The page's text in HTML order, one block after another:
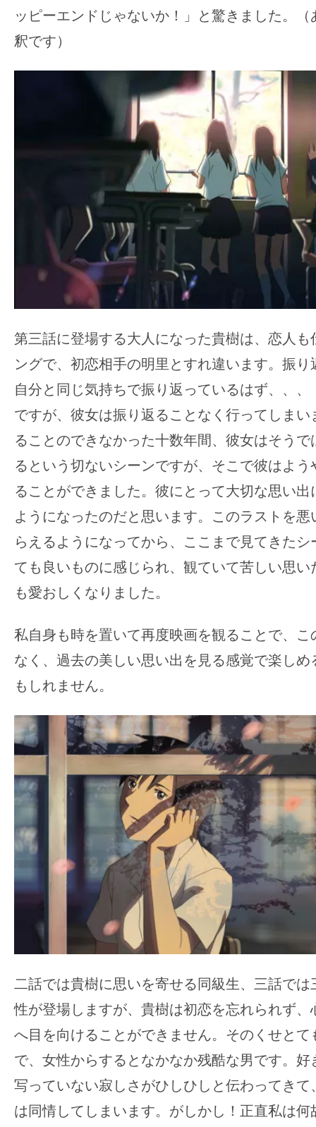
ッピーエンドじゃないか！」と驚きました。
釈です）
第三話に登場する大人になった貴樹は、恋人も
ングで、初恋相手の明里とすれ違います。振
自分と同じ気持ちで振り返っているはず、、
ですが、彼女は振り返ることなく行ってしま
ることのできなかった十数年間、彼女はそう
るという切ないシーンですが、そこで彼はよ
ることができました。彼にとって大切な思い
ようになったのだと思います。このラストを
らえるようになってから、ここまで見てきた
ても良いものに感じられ、観ていて苦しい思
も愛おしくなりました。
私自身も時を置いて再度映画を観ることで、こ
なく、過去の美しい思い出を見る感覚で楽し
もしれません。
二話では貴樹に思いを寄せる同級生、三話で
性が登場しますが、貴樹は初恋を忘れられず、
へ目を向けることができません。そのくせとて
で、女性からするとなかなか残酷な男です。
写っていない寂しさがひしひしと伝わってきて
は同情してしまいます。がしかし！正直私は